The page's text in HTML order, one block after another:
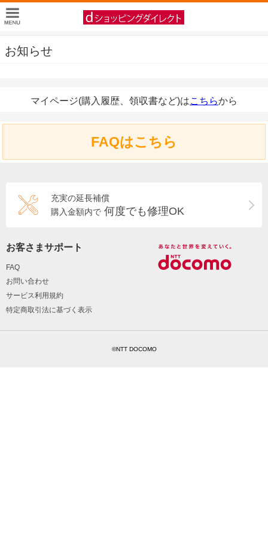
お知らせ
マイページ(購入履歴、領収書など)はこちらから
FAQはこちら
充実の延長補償
購入金額内で 何度でも修理OK
お客さまサポート
FAQ
お問い合わせ
サービス利用規約
特定商取引法に基づく表示
©NTT DOCOMO